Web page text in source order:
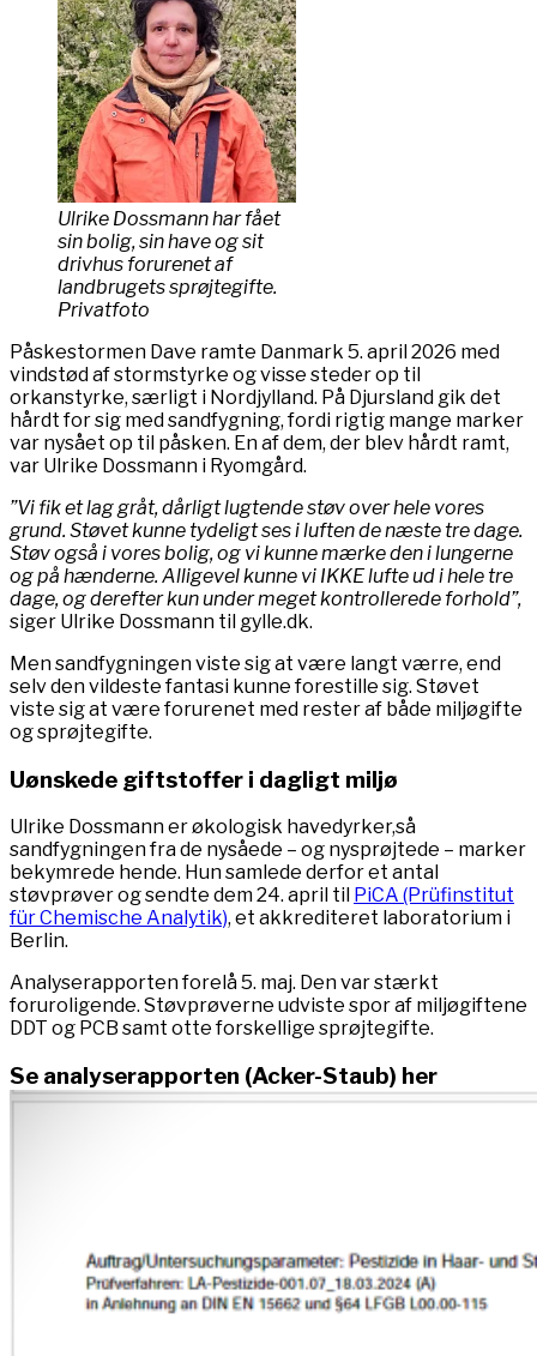
Ulrike Dossmann har fået
sin bolig, sin have og sit
drivhus forurenet af
landbrugets sprøjtegifte.
Privatfoto
Påskestormen Dave ramte Danmark 5. april 2026 med
vindstød af stormstyrke og visse steder op til
orkanstyrke, særligt i Nordjylland. På Djursland gik det
hårdt for sig med sandfygning, fordi rigtig mange marker
var nysået op til påsken. En af dem, der blev hårdt ramt,
var Ulrike Dossmann i Ryomgård.
”Vi fik et lag gråt, dårligt lugtende støv over hele vores
grund. Støvet kunne tydeligt ses i luften de næste tre dage.
Støv også i vores bolig, og vi kunne mærke den i lungerne
og på hænderne. Alligevel kunne vi IKKE lufte ud i hele tre
dage, og derefter kun under meget kontrollerede forhold”,
siger Ulrike Dossmann til gylle.dk.
Men sandfygningen viste sig at være langt værre, end
selv den vildeste fantasi kunne forestille sig. Støvet
viste sig at være forurenet med rester af både miljøgifte
og sprøjtegifte.
Uønskede giftstoffer i dagligt miljø
Ulrike Dossmann er økologisk havedyrker,så
sandfygningen fra de nysåede – og nysprøjtede – marker
bekymrede hende. Hun samlede derfor et antal
støvprøver og sendte dem 24. april til PiCA (Prüfinstitut
für Chemische Analytik), et akkrediteret laboratorium i
Berlin.
Analyserapporten forelå 5. maj. Den var stærkt
foruroligende. Støvprøverne udviste spor af miljøgiftene
DDT og PCB samt otte forskellige sprøjtegifte.
Se analyserapporten (Acker-Staub) her